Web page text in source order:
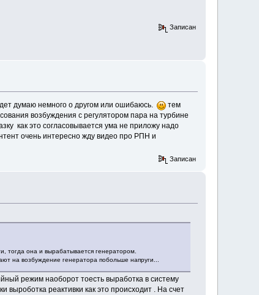
Записан
думаю немного о другом или ошибаюсь.
тем
возбуждения с регулятором пара на турбине
как это согласовывается ума не приложу надо
очень интересно жду видео про РПН и
Записан
тогда она и вырабатывается генератором.
на возбуждение генератора побольше напруги...
режим наоборот тоесть выработка в систему
выроботка реактивки как это происходит . На счет